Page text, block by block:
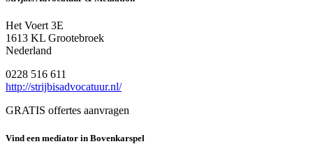
Het Voert 3E
1613 KL Grootebroek
Nederland
0228 516 611
http://strijbisadvocatuur.nl/
GRATIS offertes aanvragen
Vind een mediator in Bovenkarspel